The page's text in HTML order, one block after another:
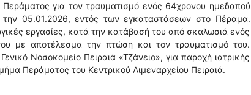
για τον τραυματισμό ενός 64χρονου ημεδαπού
την 05.01.2026, εντός των εγκαταστάσεων στο Πέραμα.
εργασίες, κατά την κατάβασή του από σκαλωσιά ενός
με αποτέλεσμα την πτώση και τον τραυματισμό του.
Νοσοκομείο Πειραιά «Τζάνειο», για παροχή ιατρικής
Περάματος του Κεντρικού Λιμεναρχείου Πειραιά.